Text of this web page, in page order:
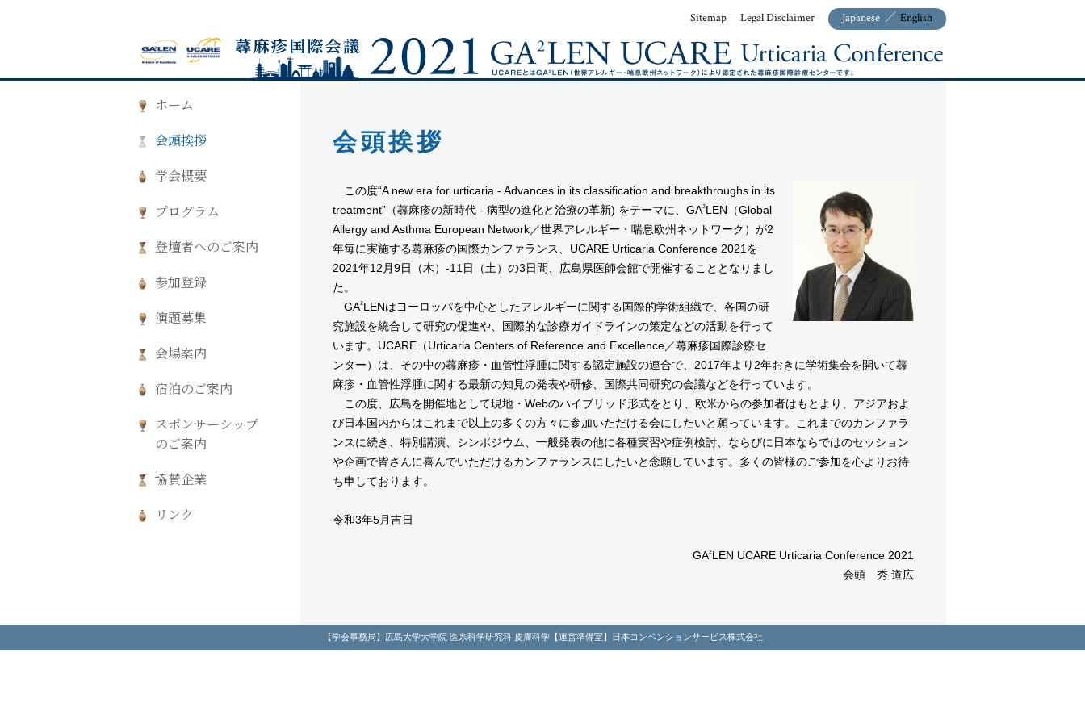
Japanese ／ English
Sitemap Legal Disclaimer
ホーム
会頭挨拶
学会概要
プログラム
登壇者へのご案内
参加登録
演題募集
会場案内
宿泊のご案内
スポンサーシップ
のご案内
協賛企業
リンク
会頭挨拶
この度“A new era for urticaria - Advances in its classification and breakthroughs in its
treatment”（蕁麻疹の新時代 - 病型の進化と治療の革新) をテーマに、GA2LEN（Global
Allergy and Asthma European Network／世界アレルギー・喘息欧州ネットワーク）が2
年毎に実施する蕁麻疹の国際カンファランス、UCARE Urticaria Conference 2021を
2021年12月9日（木）-11日（土）の3日間、広島県医師会館で開催することとなりまし
た。
GA2LENはヨーロッパを中心としたアレルギーに関する国際的学術組織で、各国の研
究施設を統合して研究の促進や、国際的な診療ガイドラインの策定などの活動を行って
います。UCARE（Urticaria Centers of Reference and Excellence／蕁麻疹国際診療セ
ンター）は、その中の蕁麻疹・血管性浮腫に関する認定施設の連合で、2017年より2年おきに学術集会を開いて蕁
麻疹・血管性浮腫に関する最新の知見の発表や研修、国際共同研究の会議などを行っています。
この度、広島を開催地として現地・Webのハイブリッド形式をとり、欧米からの参加者はもとより、アジアおよ
び日本国内からはこれまで以上の多くの方々に参加いただける会にしたいと願っています。これまでのカンファラ
ンスに続き、特別講演、シンポジウム、一般発表の他に各種実習や症例検討、ならびに日本ならではのセッション
や企画で皆さんに喜んでいただけるカンファランスにしたいと念願しています。多くの皆様のご参加を心よりお待
ち申しております。
令和3年5月吉日
GA2LEN UCARE Urticaria Conference 2021
会頭 秀 道広
【学会事務局】広島大学大学院 医系科学研究科 皮膚科学【運営準備室】日本コンベンションサービス株式会社